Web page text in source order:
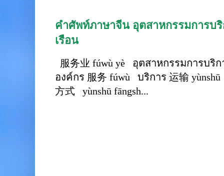
คำศัพท์ภาษาจีน อุตสาหกรรมการบ
เรือน
服务业 fúwù yè อุตสาหกรรมการบริ
องค์กร 服务 fúwù บริการ 运输
方式 yùnshū fāngsh...